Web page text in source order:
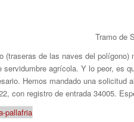
Tramo de
(traseras de las naves del
servidumbre agrícola. Y lo peor, es
Hemos mandado una solicitud
con registro de entrada 34005.
pallafria